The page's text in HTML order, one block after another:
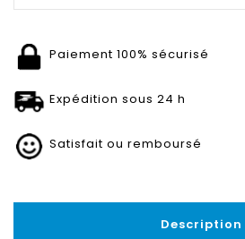
Paiement 100% sécurisé
Expédition sous 24 h
Satisfait ou remboursé
Description